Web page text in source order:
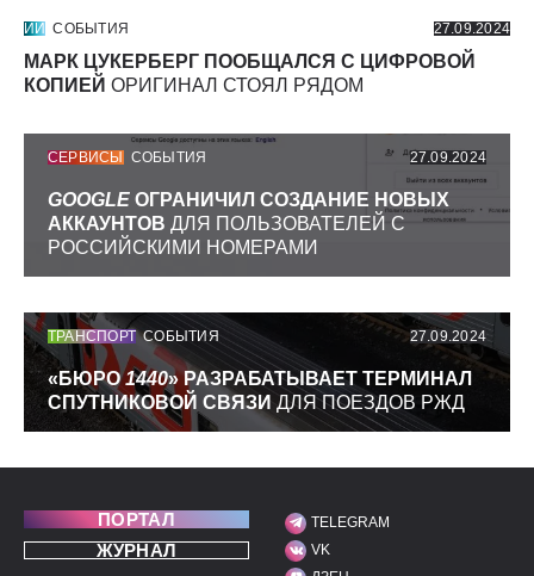
ИИ СОБЫТИЯ 27.09.2024
МАРК ЦУКЕРБЕРГ ПООБЩАЛСЯ С ЦИФРОВОЙ
КОПИЕЙ ОРИГИНАЛ СТОЯЛ РЯДОМ
СЕРВИСЫ СОБЫТИЯ 27.09.2024
GOOGLE ОГРАНИЧИЛ СОЗДАНИЕ НОВЫХ
АККАУНТОВ ДЛЯ ПОЛЬЗОВАТЕЛЕЙ С
РОССИЙСКИМИ НОМЕРАМИ
ТРАНСПОРТ СОБЫТИЯ 27.09.2024
«БЮРО1440» РАЗРАБАТЫВАЕТ ТЕРМИНАЛ
СПУТНИКОВОЙ СВЯЗИ ДЛЯ ПОЕЗДОВ РЖД
ПОРТАЛ
ЖУРНАЛ
МЫ В СОЦИАЛЬНЫХ
TELEGRAM
VK